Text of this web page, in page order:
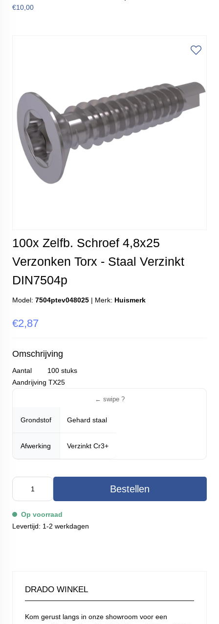
€10,00
100x Zelfb. Schroef 4,8x25
Verzonken Torx - Staal Verzinkt
DIN7504p
Model: 7504ptev048025 | Merk: Huismerk
€2,87
Omschrijving
Aantal 100 stuks
Aandrijving TX25
Grondstof Gehard staal
Afwerking Verzinkt Cr3+
Bestellen
Op voorraad
Levertijd: 1-2 werkdagen
DRADO WINKEL
Kom gerust langs in onze showroom voor een